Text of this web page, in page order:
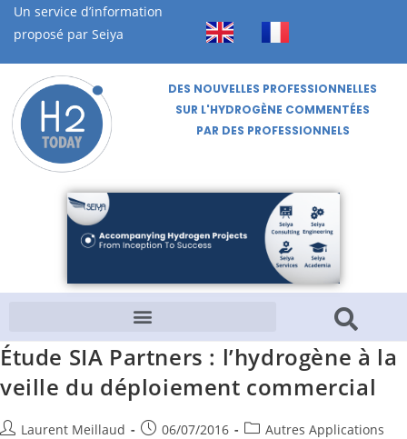
Un service d’information
proposé par Seiya
DES NOUVELLES PROFESSIONNELLES
SUR L'HYDROGÈNE COMMENTÉES
PAR DES PROFESSIONNELS
Étude SIA Partners : l’hydrogène à la
veille du déploiement commercial
Laurent Meillaud 06/07/2016 Autres Applications